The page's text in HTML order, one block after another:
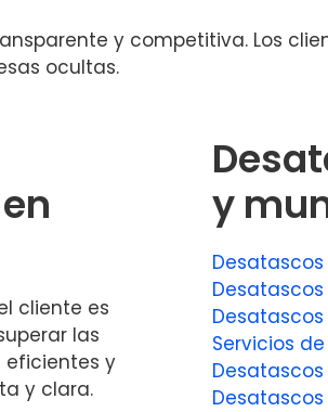
y competitiva. Los
ocultas.
cliente es
las
eficientes y
y clara.
y
Servicios